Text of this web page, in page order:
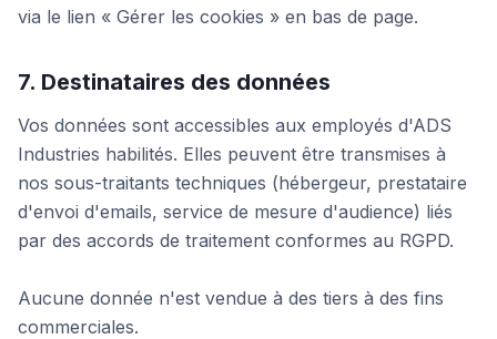
via le lien « Gérer les cookies » en bas de page.
7. Destinataires des données
Vos données sont accessibles aux employés d'ADS
Industries habilités. Elles peuvent être transmises à
nos sous-traitants techniques (hébergeur, prestataire
d'envoi d'emails, service de mesure d'audience) liés
par des accords de traitement conformes au RGPD.
Aucune donnée n'est vendue à des tiers à des fins
commerciales.